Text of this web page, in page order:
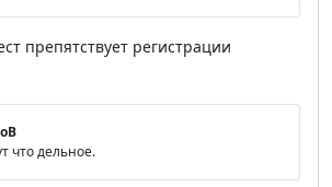
препятствует регистрации
что дельное.